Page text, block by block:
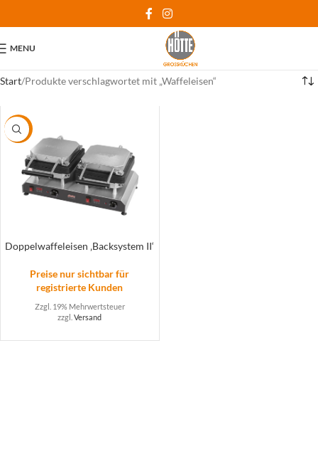
MENU
Start Produkte verschlagwortet mit „Waffeleisen“
-19%
Doppelwaffeleisen ‚Backsystem II‘
Preise nur sichtbar für
registrierte Kunden
Zzgl. 19% Mehrwertsteuer
zzgl.Versand